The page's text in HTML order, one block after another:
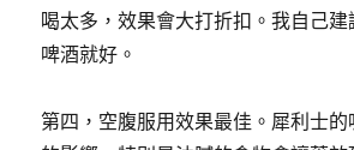
喝太多，效果會大打折扣。我自己
啤酒就好。
第四，空腹服用效果最佳。犀利士